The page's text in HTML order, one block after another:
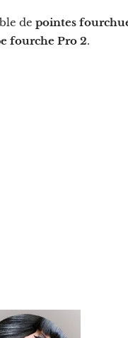
de pointes
fourche Pro 2.